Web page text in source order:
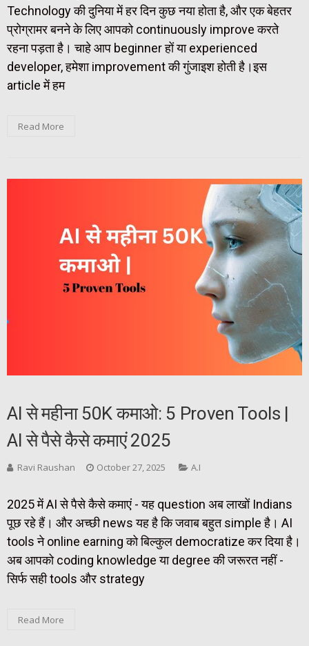
Technology की दुनिया में हर दिन कुछ नया होता है, और एक बेहतर
प्रोग्रामर बनने के लिए आपको continuously improve करते
रहना पड़ता है। चाहे आप beginner हों या experienced
developer, हमेशा improvement की गुंजाइश होती है।​ इस
article में हम
Read More
AI से महीना 50K कमाओ: 5 Proven Tools |
AI से पैसे कैसे कमाएं 2025
Ravi Raushan October 27, 2025 A.I
2025 में AI से पैसे कैसे कमाएं - यह question अब लाखों Indians
पूछ रहे हैं। और अच्छी news यह है कि जवाब बहुत simple है। AI
tools ने online earning को बिल्कुल democratize कर दिया है।
अब आपको coding knowledge या degree की जरूरत नहीं -
सिर्फ सही tools और strategy
Read More